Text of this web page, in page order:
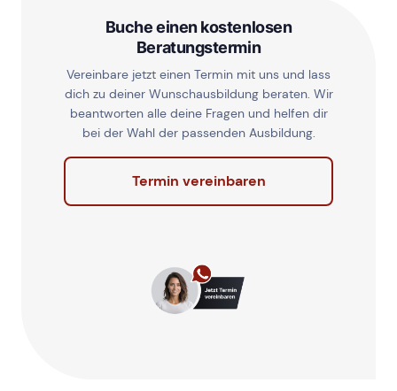
Buche einen kostenlosen
Beratungstermin
Vereinbare jetzt einen Termin mit uns und lass
dich zu deiner Wunschausbildung beraten. Wir
beantworten alle deine Fragen und helfen dir
bei der Wahl der passenden Ausbildung.
Termin vereinbaren